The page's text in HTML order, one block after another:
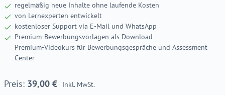
regelmäßig neue Inhalte ohne laufende Kosten
von Lernexperten entwickelt
kostenloser Support via E-Mail und WhatsApp
Premium-Bewerbungsvorlagen als Download
Premium-Videokurs für Bewerbungsgespräche und Assessment
Center
39,00 € Inkl. MwSt.